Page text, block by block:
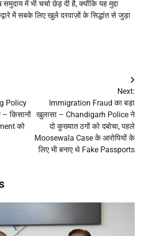
में भी चर्चा छेड़ दी है, क्योंकि यह मुद्दा
में सबके लिए खुले दरवाज़ों के सिद्धांत से जुड़ा
Policy
किसानों
को
Next:
Immigration Fraud का बड़ा
खुलासा – Chandigarh Police ने
दो कुख्यात ठगों को दबोचा, पहले
Moosewala Case के आरोपियों के
लिए भी बनाए थे Fake Passports